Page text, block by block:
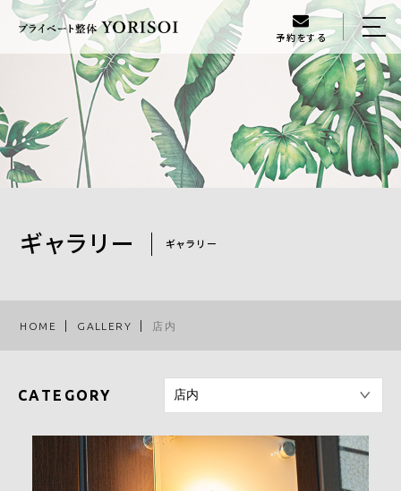
予約をする
ギャラリー ギャラリー
HOME GALLERY 店内
CATEGORY
HOME
当店について
メニュー
ギャラリー
080-6134-3888
予約をする